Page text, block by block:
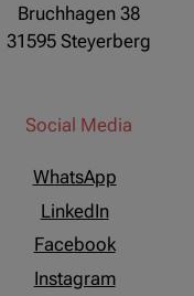
Bruchhagen 38
31595 Steyerberg
Social Media
WhatsApp
LinkedIn
Facebook
Instagram